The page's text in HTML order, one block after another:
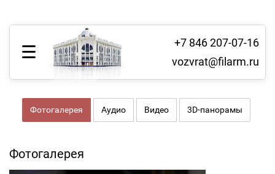
+7 846 207-07-16
vozvrat@filarm.ru
Фотогалерея Аудио Видео 3D-панорамы
Фотогалерея